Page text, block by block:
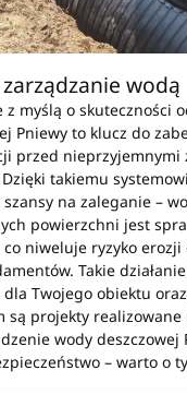
wodą
z myślą o skuteczności
Pniewy to klucz do
przed nieprzyjemnymi
takiemu
na zaleganie –
powierzchni jest
niweluje ryzyko
Takie
Twojego obiektu
są projekty realizowane
wody deszczowej
– warto o